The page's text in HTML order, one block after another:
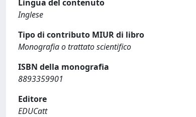
Lingua del contenuto
Inglese
Tipo di contributo MIUR di libro
Monografia o trattato scientifico
ISBN della monografia
8893359901
Editore
EDUCatt